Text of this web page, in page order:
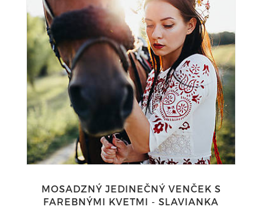
MOSADZNÝ JEDINEČNÝ VENČEK S
FAREBNÝMI KVETMI - SLAVIANKA